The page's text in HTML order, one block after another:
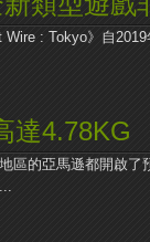
: Tokyo》自
達4.78KG
區的亞馬遜都開啟了